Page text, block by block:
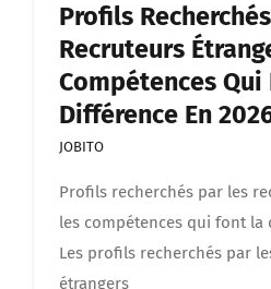
Profils
Recruteurs
Compétences Qui
Différence En
JOBITO
Profils recherchés par les
les compétences qui font la
Les profils recherchés par
étrangers